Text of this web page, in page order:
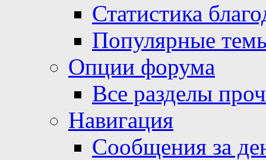
Статистика
Популярные
Опции форума
Все разделы
Навигация
Сообщения за